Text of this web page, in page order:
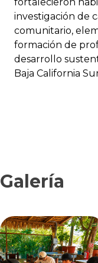
investigación de
comunitario,
formación de
desarrollo
Baja California
Galería